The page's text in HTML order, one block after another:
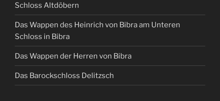
Schloss Altdöbern
Das Wappen des Heinrich von Bibra am Unteren
Schloss in Bibra
Das Wappen der Herren von Bibra
Das Barockschloss Delitzsch